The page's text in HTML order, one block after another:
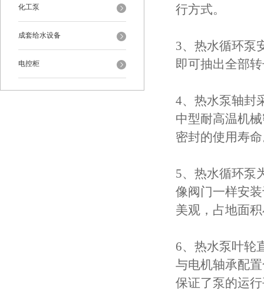
化工泵
成套给水设备
电控柜
行方式。
3、热水循环泵
即可抽出全部
4、热水泵轴封
中型耐高温机
密封的使用寿
5、热水循环泵
像阀门一样安
美观，占地面
6、热水泵叶轮
与电机轴承配
保证了泵的运